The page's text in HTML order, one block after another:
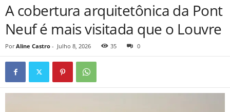
A cobertura arquitetônica da Pont
Neuf é mais visitada que o Louvre
Por Aline Castro - Julho 8, 2026 35 0